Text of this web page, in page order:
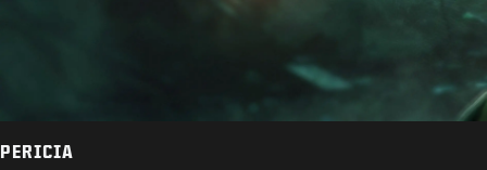
PERICIA